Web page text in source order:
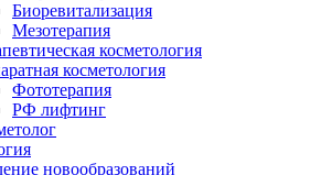
Биоревитализация
Мезотерапия
косметология
косметология
Фототерапия
РФ лифтинг
новообразований